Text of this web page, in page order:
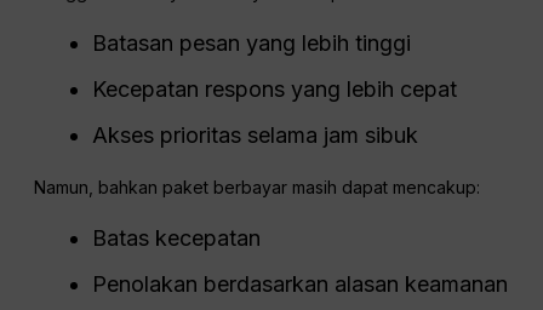
Batasan pesan yang lebih tinggi
Kecepatan respons yang lebih cepat
Akses prioritas selama jam sibuk
Namun, bahkan paket berbayar masih dapat mencakup:
Batas kecepatan
Penolakan berdasarkan alasan keamanan